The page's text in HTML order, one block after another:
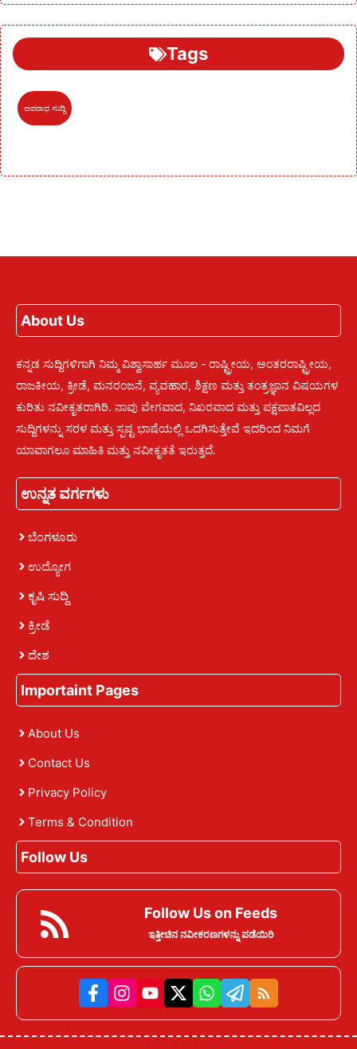
Tags
ಅಪರಾಧ ಸುದ್ದಿ
About Us
ಕನ್ನಡ ಸುದ್ದಿಗಳಿಗಾಗಿ ನಿಮ್ಮ ವಿಶ್ವಾಸಾರ್ಹ ಮೂಲ - ರಾಷ್ಟ್ರೀಯ, ಅಂತರರಾಷ್ಟ್ರೀಯ,
ರಾಜಕೀಯ, ಕ್ರೀಡೆ, ಮನರಂಜನೆ, ವ್ಯವಹಾರ, ಶಿಕ್ಷಣ ಮತ್ತು ತಂತ್ರಜ್ಞಾನ ವಿಷಯಗಳ
ಕುರಿತು ನವೀಕೃತರಾಗಿರಿ. ನಾವು ವೇಗವಾದ, ನಿಖರವಾದ ಮತ್ತು ಪಕ್ಷಪಾತವಿಲ್ಲದ
ಸುದ್ದಿಗಳನ್ನು ಸರಳ ಮತ್ತು ಸ್ಪಷ್ಟ ಭಾಷೆಯಲ್ಲಿ ಒದಗಿಸುತ್ತೇವೆ ಇದರಿಂದ ನಿಮಗೆ
ಯಾವಾಗಲೂ ಮಾಹಿತಿ ಮತ್ತು ನವೀಕೃತತೆ ಇರುತ್ತದೆ.
ಉನ್ನತ ವರ್ಗಗಳು
ಬೆಂಗಳೂರು
ಉದ್ಯೋಗ
ಕೃಷಿ ಸುದ್ದಿ
ಕ್ರೀಡೆ
ದೇಶ
Importaint Pages
About Us
Contact Us
Privacy Policy
Terms & Condition
Follow Us
Follow Us on Feeds
ಇತ್ತೀಚಿನ ನವೀಕರಣಗಳನ್ನು ಪಡೆಯಿರಿ